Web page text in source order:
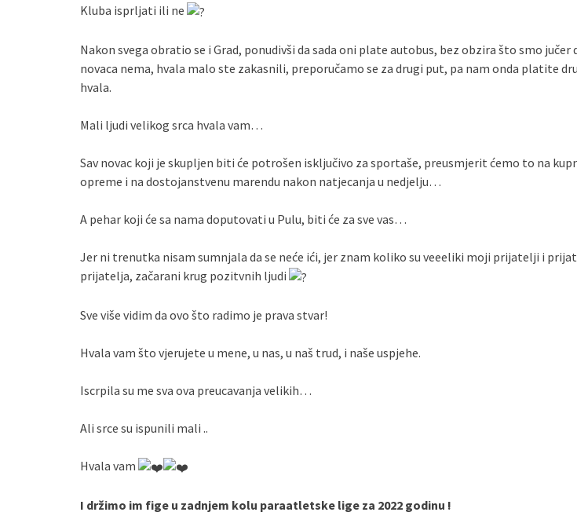
Kluba isprljati ili ne
Nakon svega obratio se i Grad, ponudivši da sada oni plate autobus, bez obzira što smo jučer
novaca nema, hvala malo ste zakasnili, preporučamo se za drugi put, pa nam onda platite
hvala.
Mali ljudi velikog srca hvala vam…
Sav novac koji je skupljen biti će potrošen isključivo za sportaše, preusmjerit ćemo to na
opreme i na dostojanstvenu marendu nakon natjecanja u nedjelju…
A pehar koji će sa nama doputovati u Pulu, biti će za sve vas…
Jer ni trenutka nisam sumnjala da se neće ići, jer znam koliko su veeeliki moji prijatelji i
prijatelja, začarani krug pozitvnih ljudi
Sve više vidim da ovo što radimo je prava stvar!
Hvala vam što vjerujete u mene, u nas, u naš trud, i naše uspjehe.
Iscrpila su me sva ova preucavanja velikih…
Ali srce su ispunili mali ..
Hvala vam
I držimo im fige u zadnjem kolu paraatletske lige za 2022 godinu !